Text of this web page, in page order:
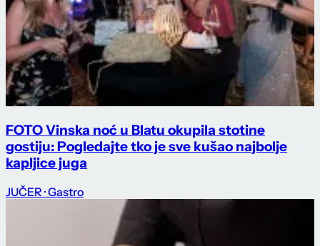
FOTO Vinska noć u Blatu okupila stotine
gostiju: Pogledajte tko je sve kušao najbolje
kapljice juga
JUČER · Gastro